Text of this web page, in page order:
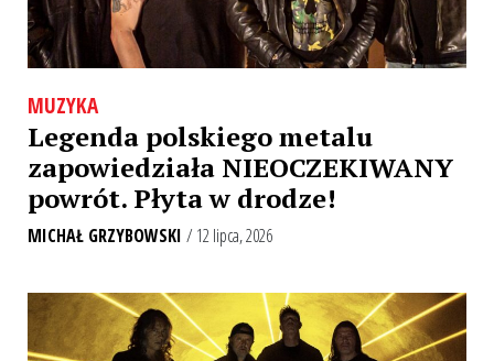
MUZYKA
Legenda polskiego metalu
zapowiedziała NIEOCZEKIWANY
powrót. Płyta w drodze!
MICHAŁ GRZYBOWSKI / 12 lipca, 2026